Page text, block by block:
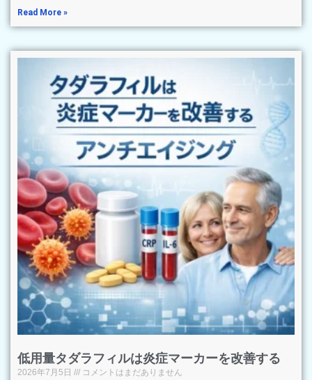
Read More »
低用量タダラフィルは炎症マーカーを改善する
2026年7月5日 コメントはまだありません